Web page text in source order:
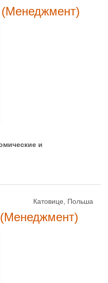
(Менеджмент)
и
Катовице, Польша